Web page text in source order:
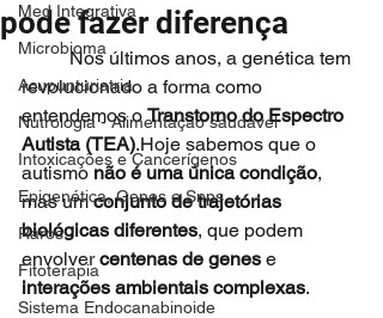
Med Integrativa
Microbioma
Acupunturiatria
Nutrologia - Alimentação saudável
Intoxicações e Cancerígenos
Epigenética, Genes e Snps
Raros
Fitoterapia
Sistema Endocanabinoide
pode fazer diferença
	Nos últimos anos, a genética tem
revolucionado a forma como
entendemos o Transtorno do Espectro
Autista (TEA).Hoje sabemos que o
autismo não é uma única condição,
mas um conjunto de trajetórias
biológicas diferentes, que podem
envolver centenas de genes e
interações ambientais complexas.